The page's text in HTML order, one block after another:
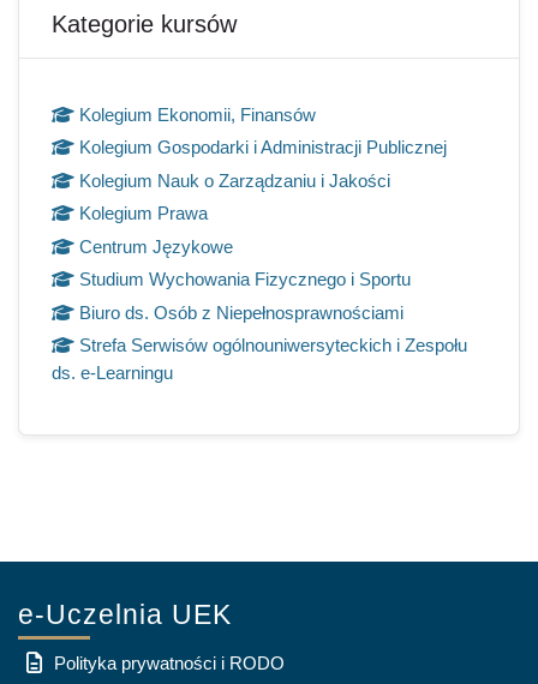
Kategorie kursów
Kolegium Ekonomii, Finansów
Kolegium Gospodarki i Administracji Publicznej
Kolegium Nauk o Zarządzaniu i Jakości
Kolegium Prawa
Centrum Językowe
Studium Wychowania Fizycznego i Sportu
Biuro ds. Osób z Niepełnosprawnościami
Strefa Serwisów ogólnouniwersyteckich i Zespołu
ds. e-Learningu
e-Uczelnia UEK
Polityka prywatności i RODO